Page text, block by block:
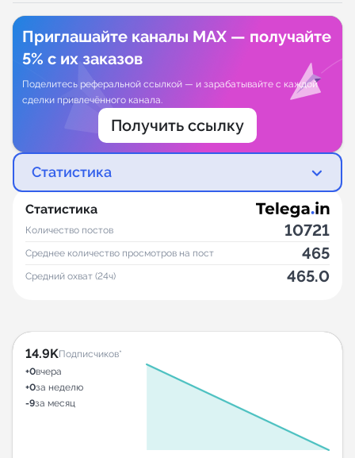
Приглашайте каналы MAX — получайте
5% с их заказов
Поделитесь реферальной ссылкой — и зарабатывайте с каждой
сделки привлечённого канала.
Получить ссылку
Статистика
Статистика
Количество постов 10721
Среднее количество просмотров на пост 465
Средний охват (24ч) 465.0
14.9KПодписчиков*
+0вчера
+0за неделю
-9за месяц